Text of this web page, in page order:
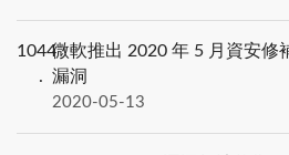
1044微軟推出 2020 年 5 月資安修
漏洞
2020-05-13